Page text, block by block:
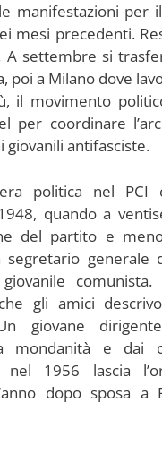
manifestazioni per
mesi precedenti.
A settembre si
poi a Milano dove
il movimento
per coordinare
giovanili antifasciste.
politica nel PCI
quando a
del partito e
generale
giovanile
gli amici
giovane
mondanità e dai
1956 lascia
dopo sposa a